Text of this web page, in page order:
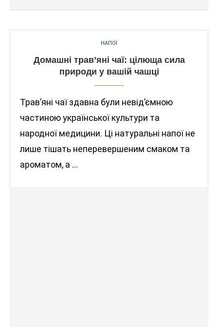
НАПОЇ
Домашні трав’яні чаї: цілюща сила
природи у вашій чашці
Трав’яні чаї здавна були невід’ємною
частиною української культури та
народної медицини. Ці натуральні напої не
лише тішать неперевершеним смаком та
ароматом, а …